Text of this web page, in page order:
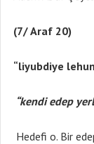
(7/ Araf 20)
“liyubdiye
“kendi edep
Hedefi o. Bir